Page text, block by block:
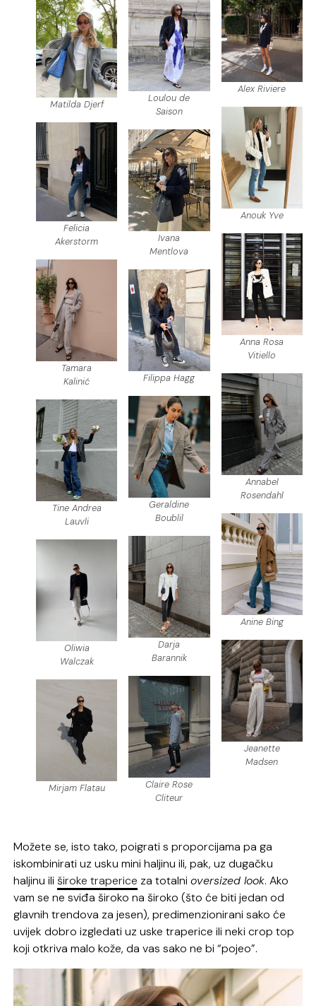
Matilda Djerf
Felicia
Akerstorm
Tamara
Kalinić
Tine Andrea
Lauvli
Oliwia
Walczak
Mirjam Flatau
Loulou de
Saison
Ivana
Mentlova
Filippa Hagg
Geraldine
Boublil
Darja
Barannik
Claire Rose
Cliteur
Alex Riviere
Anouk Yve
Anna Rosa
Vitiello
Annabel
Rosendahl
Anine Bing
Jeanette
Madsen
Možete se, isto tako, poigrati s proporcijama pa ga
iskombinirati uz usku mini haljinu ili, pak, uz dugačku
haljinu iliširoke traperice za totalnioversized look. Ako
vam se ne sviđa široko na široko (što će biti jedan od
glavnih trendova za jesen), predimenzionirani sako će
uvijek dobro izgledati uz uske traperice ili neki crop top
koji otkriva malo kože, da vas sako ne bi “pojeo”.